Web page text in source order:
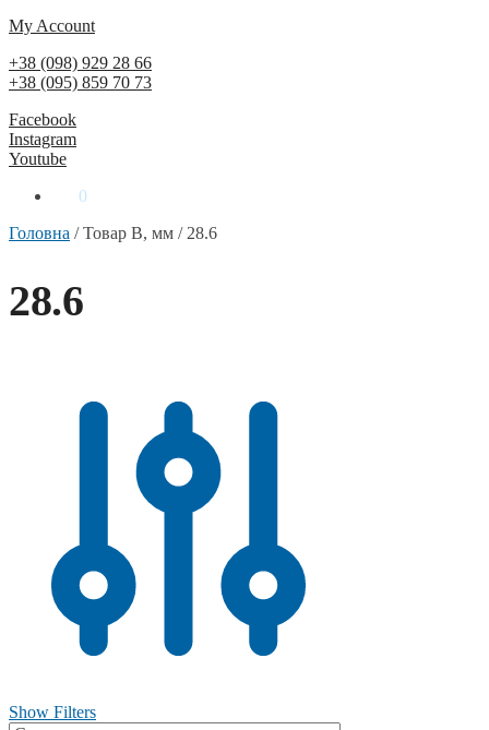
My Account
+38 (098) 929 28 66
+38 (095) 859 70 73
Facebook
Instagram
Youtube
0
Головна /Товар B, мм / 28.6
28.6
Show Filters